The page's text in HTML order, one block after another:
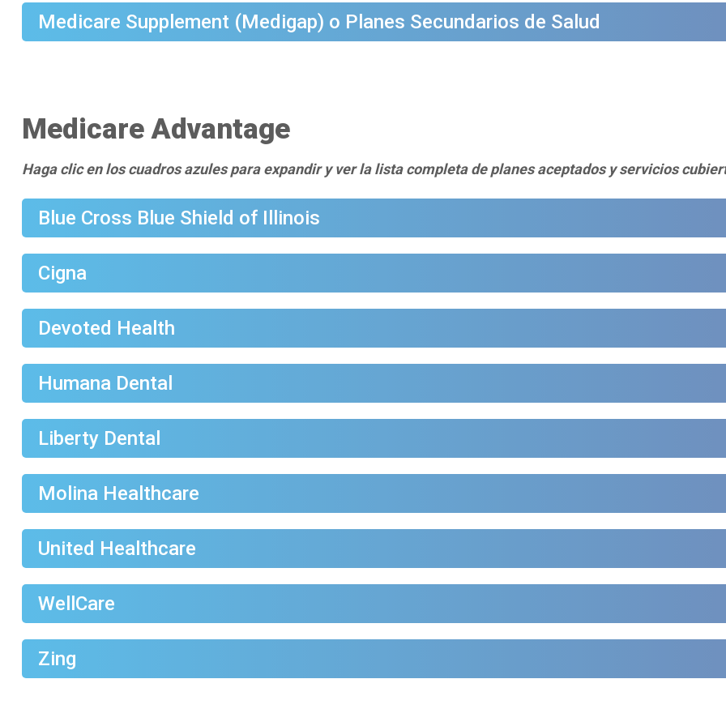
Medicare Supplement (Medigap) o Planes Secundarios de Salud
Medicare Advantage
Haga clic en los cuadros azules para expandir y ver la lista completa de planes aceptados y servicios
Blue Cross Blue Shield of Illinois
Cigna
Devoted Health
Humana Dental
Liberty Dental
Molina Healthcare
United Healthcare
WellCare
Zing